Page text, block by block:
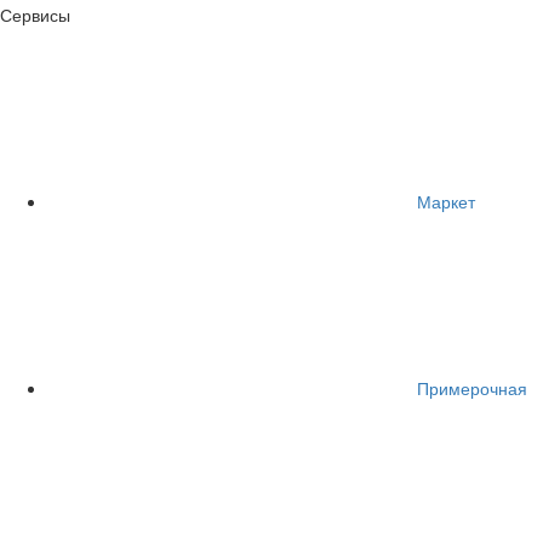
Сервисы
Маркет
Примерочная